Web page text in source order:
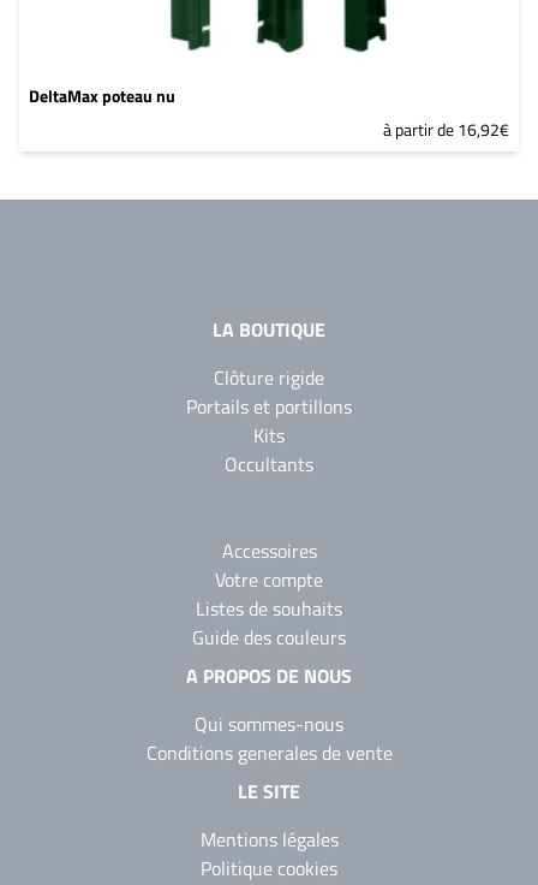
DeltaMax poteau nu
à partir de 16,92€
LA BOUTIQUE
Clôture rigide
Portails et portillons
Kits
Occultants
Accessoires
Votre compte
Listes de souhaits
Guide des couleurs
A PROPOS DE NOUS
Qui sommes-nous
Conditions generales de vente
LE SITE
Mentions légales
Politique cookies